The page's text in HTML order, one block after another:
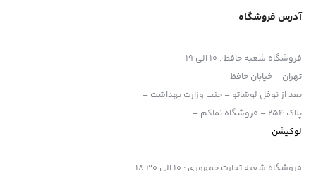
360 درجه ACTIVE HDR
شده است.
آدرس فروشگاه
فروشگاه شعبه حافظ: 10 الی 19
تهران – خیابان حافظ –
بعد از نوفل لوشاتو – جنب وزارت بهداشت –
پلاک 254 – فروشگاه نماکم –
لوکیشن
فروشگاه شعبه تجارت جمهوری : 10 الی 18.30